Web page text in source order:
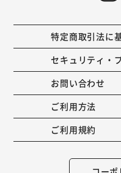
特定商取引法に
セキュリティ・
お問い合わせ
ご利用方法
ご利用規約